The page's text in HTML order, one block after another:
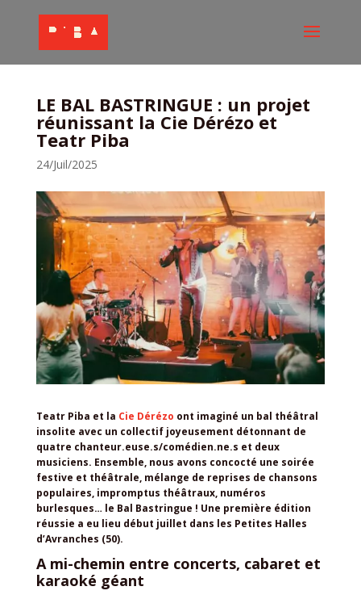
LE BAL BASTRINGUE : un projet
réunissant la Cie Dérézo et
Teatr Piba
24/Juil/2025
Teatr Piba et la Cie Dérézo ont imaginé un bal théâtral
insolite avec un collectif joyeusement détonnant de
quatre chanteur.euse.s/comédien.ne.s et deux
musiciens. Ensemble, nous avons concocté une soirée
festive et théâtrale, mélange de reprises de chansons
populaires, impromptus théâtraux, numéros
burlesques… le Bal Bastringue ! Une première édition
réussie a eu lieu début juillet dans les Petites Halles
d’Avranches (50).
A mi-chemin entre concerts, cabaret et
karaoké géant